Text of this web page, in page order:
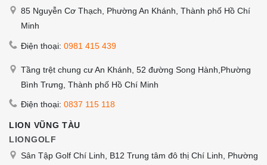
85 Nguyễn Cơ Thạch, Phường An Khánh, Thành phố Hồ Chí
Minh
Điện thoại: 0981 415 439
Tầng trệt chung cư An Khánh, 52 đường Song Hành,Phường
Bình Trưng, Thành phố Hồ Chí Minh
Điện thoại: 0837 115 118
LION VŨNG TÀU
LIONGOLF
Sân Tập Golf Chí Linh, B12 Trung tâm đô thị Chí Linh, Phường